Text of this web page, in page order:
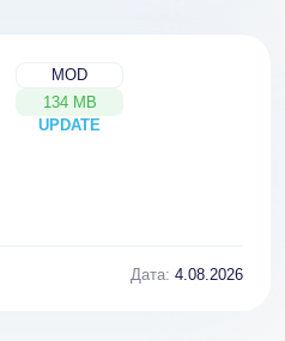
Royale -
Battle
MOD
134 MB
UPDATE
NEW
Дата: 4.08.2026